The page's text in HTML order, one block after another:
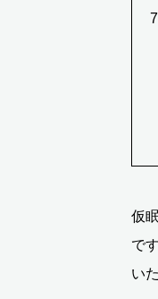
仮
で
い